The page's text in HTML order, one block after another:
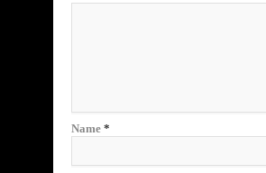
Name *